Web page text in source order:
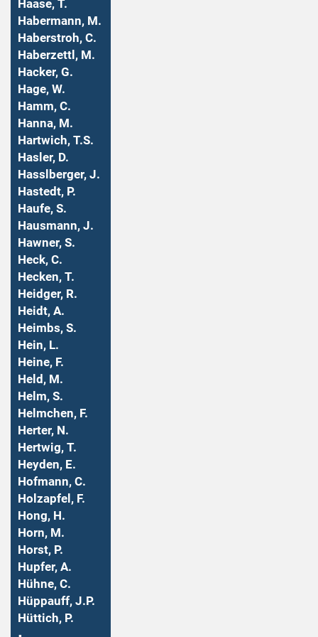
Haase, T.
Habermann, M.
Haberstroh, C.
Haberzettl, M.
Hacker, G.
Hage, W.
Hamm, C.
Hanna, M.
Hartwich, T.S.
Hasler, D.
Hasslberger, J.
Hastedt, P.
Haufe, S.
Hausmann, J.
Hawner, S.
Heck, C.
Hecken, T.
Heidger, R.
Heidt, A.
Heimbs, S.
Hein, L.
Heine, F.
Held, M.
Helm, S.
Helmchen, F.
Herter, N.
Hertwig, T.
Heyden, E.
Hofmann, C.
Holzapfel, F.
Hong, H.
Horn, M.
Horst, P.
Hupfer, A.
Hühne, C.
Hüppauff, J.P.
Hüttich, P.